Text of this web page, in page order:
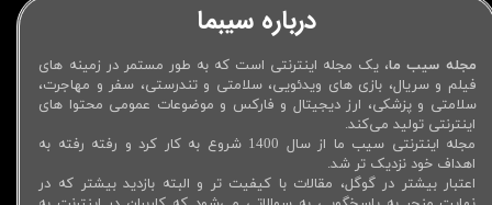
درباره سیبما
مجله سیب ما، یک مجله اینترنتی است که به طور مستمر در زمینه های
فیلم و سریال، بازی های ویدئویی، سلامتی و تندرستی، سفر و مهاجرت،
سلامتی و پزشکی، ارز دیجیتال و فارکس و موضوعات عمومی محتوا های
اینترنتی تولید می‌کند.
مجله اینترنتی سیب ما از سال 1400 شروع به کار کرد و رفته رفته به
اهداف خود نزدیک تر شد.
اعتبار بیشتر در گوگل، مقالات با کیفیت تر و البته بازدید بیشتر که در